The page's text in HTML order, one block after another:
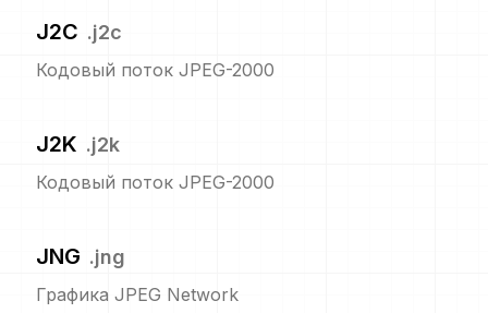
J2C .j2c
Кодовый поток JPEG-2000
J2K .j2k
Кодовый поток JPEG-2000
JNG .jng
Графика JPEG Network